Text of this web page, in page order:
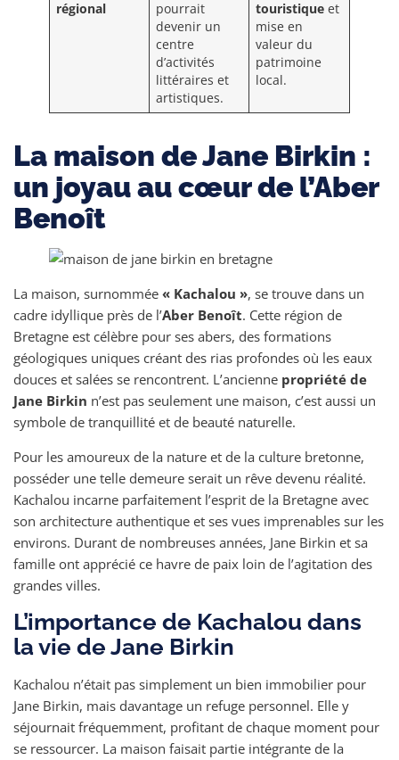
régional
pourrait
devenir un
centre
d’activités
littéraires et
artistiques.
touristiqueet
mise en
valeur du
patrimoine
local.
La maison de Jane Birkin :
un joyau au cœur de l’Aber
Benoît
La maison, surnommée « Kachalou », se trouve dans un
cadre idyllique près de l’Aber Benoît. Cette région de
Bretagne est célèbre pour ses abers, des formations
géologiques uniques créant des rias profondes où les eaux
douces et salées se rencontrent. L’ancienne propriété de
Jane Birkin n’est pas seulement une maison, c’est aussi un
symbole de tranquillité et de beauté naturelle.
Pour les amoureux de la nature et de la culture bretonne,
posséder une telle demeure serait un rêve devenu réalité.
Kachalou incarne parfaitement l’esprit de la Bretagne avec
son architecture authentique et ses vues imprenables sur les
environs. Durant de nombreuses années, Jane Birkin et sa
famille ont apprécié ce havre de paix loin de l’agitation des
grandes villes.
L’importance de Kachalou dans
la vie de Jane Birkin
Kachalou n’était pas simplement un bien immobilier pour
Jane Birkin, mais davantage un refuge personnel. Elle y
séjournait fréquemment, profitant de chaque moment pour
se ressourcer. La maison faisait partie intégrante de la